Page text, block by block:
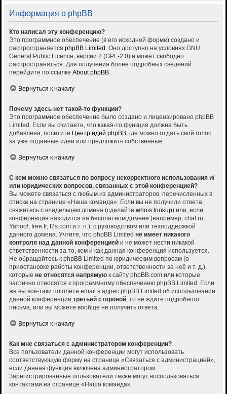
Информация о phpBB
Кто написал эту конференцию?
Это программное обеспечение (в его исходной форме) создано и
распространяется phpBB Limited . Оно доступно на условиях GNU
General Public Licence, версии 2 (GPL-2.0) и может свободно
распространяться. Для получения более подробных сведений
перейдите по ссылке About phpBB.
Вернуться к началу
Почему здесь нет такой-то функции?
Это программное обеспечение было создано и лицензировано phpBB
Limited. Если вы считаете, что какая-то функция должна быть
добавлена, посетите Центр идей phpBB, где можно отдать свой голос
за уже поданные идеи или предложить собственные.
Вернуться к началу
С кем можно связаться по вопросу некорректного использования и/
или юридических вопросов, связанных с этой конференцией?
Вы можете связаться с любым из администраторов, перечисленных в
списке на странице «Наша команда». Если вы не получили ответа,
свяжитесь с владельцем домена (сделайте whois lookup) или, если
конференция находится на бесплатном домене (например, chat.ru,
Yahoo!, free.fr, f2s.com и т. п.), с руководством или техподдержкой
данного домена. Учтите, что phpBB Limited не имеет никакого
контроля над данной конференцией и не может нести никакой
ответственности за то, кем и как данная конференция используется.
Не обращайтесь к phpBB Limited по юридическим вопросам (о
приостановке работы конференции, ответственности за неё и т. д.),
которые не относятся напрямую к сайту phpBB.com или которые
частично относятся к программному обеспечению phpBB Limited. Если
же вы всё-таки пошлёте email в адрес phpBB Limited об использовании
данной конференции третьей стороной, то не ждите подробного
письма, или вы можете вообще не получить ответа.
Вернуться к началу
Как мне связаться с администратором конференции?
Все пользователи данной конференции могут использовать
соответствующую форму на странице «Связаться с администрацией»,
если данная функция включена администратором.
Зарегистрированные пользователи также могут воспользоваться
контактами на странице «Наша команда».